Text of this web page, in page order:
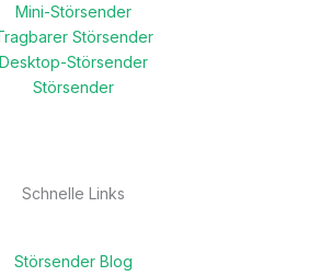
Mini-Störsender
Störsender
Desktop-Störsender
Störsender
Schnelle Links
Störsender Blog